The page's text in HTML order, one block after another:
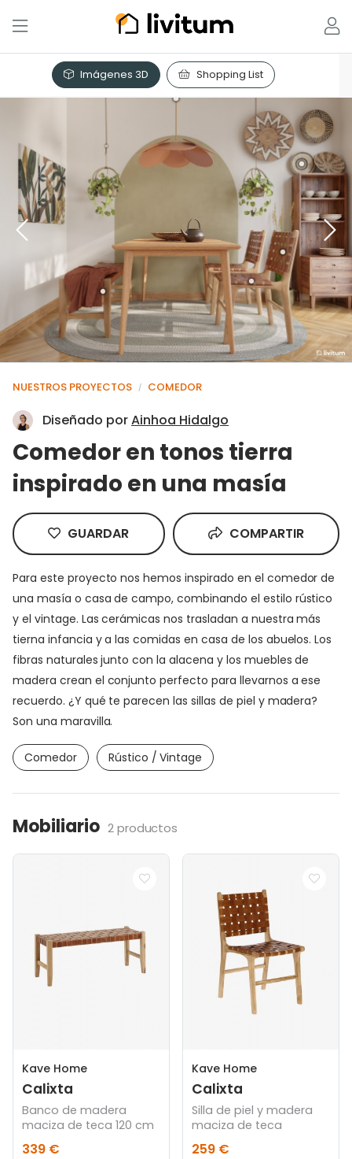
Imágenes 3D Shopping List
NUESTROS PROYECTOS / COMEDOR
Diseñado porAinhoa Hidalgo
Comedor en tonos tierra
inspirado en una masía
GUARDAR COMPARTIR
Para este proyecto nos hemos inspirado en el comedor de
una masía o casa de campo, combinando el estilo rústico
y el vintage. Las cerámicas nos trasladan a nuestra más
tierna infancia y a las comidas en casa de los abuelos. Los
fibras naturales junto con la alacena y los muebles de
madera crean el conjunto perfecto para llevarnos a ese
recuerdo. ¿Y qué te parecen las sillas de piel y madera?
Son una maravilla.
Comedor Rústico / Vintage
Mobiliario 2 productos
Kave Home
Calixta
Banco de madera
maciza de teca 120 cm
339 €
Kave Home
Calixta
Silla de piel y madera
maciza de teca
259 €